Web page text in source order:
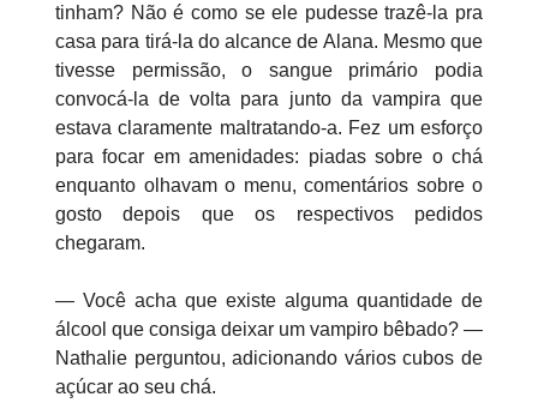
tinham? Não é como se ele pudesse trazê-la pra
casa para tirá-la do alcance de Alana. Mesmo que
tivesse permissão, o sangue primário podia
convocá-la de volta para junto da vampira que
estava claramente maltratando-a. Fez um esforço
para focar em amenidades: piadas sobre o chá
enquanto olhavam o menu, comentários sobre o
gosto depois que os respectivos pedidos
chegaram.
— Você acha que existe alguma quantidade de
álcool que consiga deixar um vampiro bêbado? —
Nathalie perguntou, adicionando vários cubos de
açúcar ao seu chá.